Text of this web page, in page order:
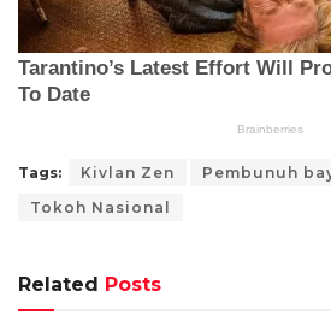
Tags: Kivlan Zen Pembunuh
Tokoh Nasional
Related Posts